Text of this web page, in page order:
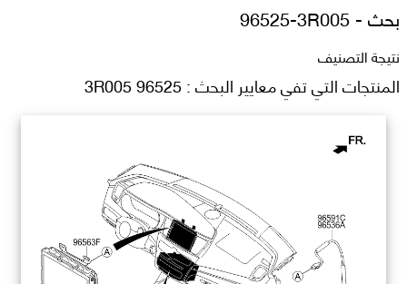
بحث -96525-3R005
نتيجة التصنيف
المنتجات التي تفي معايير البحث : 96525 3R005